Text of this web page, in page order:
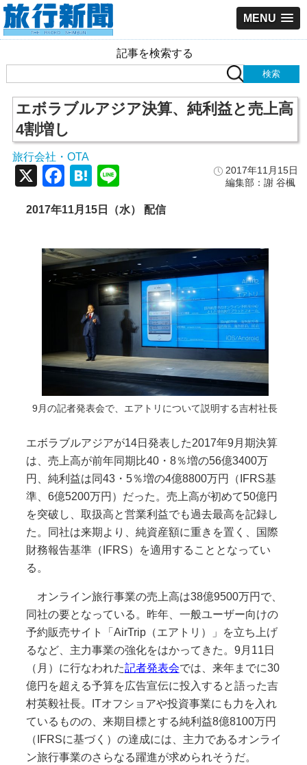
MENU
記事を検索する
エボラブルアジア決算、純利益と売上高
4割増し
旅行会社・OTA
2017年11月15日
編集部：謝 谷楓
X Facebook
Hatena
2017年11月15日（水） 配信
9月の記者発表会で、エアトリについて説明する吉村社長
エボラブルアジアが14日発表した2017年9月期決算
は、売上高が前年同期比40・8％増の56億3400万
円、純利益は同43・5％増の4億8800万円（IFRS基
準、6億5200万円）だった。売上高が初めて50億円
を突破し、取扱高と営業利益でも過去最高を記録し
た。同社は来期より、純資産額に重きを置く、国際
財務報告基準（IFRS）を適用することとなってい
る。
オンライン旅行事業の売上高は38億9500万円で、
同社の要となっている。昨年、一般ユーザー向けの
予約販売サイト「AirTrip（エアトリ）」を立ち上げ
るなど、主力事業の強化をはかってきた。9月11日
（月）に行なわれた記者発表会では、来年までに30
億円を超える予算を広告宣伝に投入すると語った吉
村英毅社長。ITオフショアや投資事業にも力を入れ
ているものの、来期目標とする純利益8億8100万円
（IFRSに基づく）の達成には、主力であるオンライ
ン旅行事業のさらなる躍進が求められそうだ。